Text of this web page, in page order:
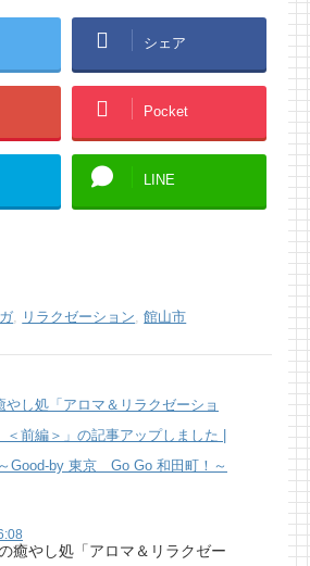
シェア
Pocket
LINE
リラクゼーション ,館山市
やし処「アロマ＆リラクゼーショ
前編＞」の記事アップしました |
Good-by 東京 Go Go 和田町！～
癒やし処「アロマ＆リラクゼー